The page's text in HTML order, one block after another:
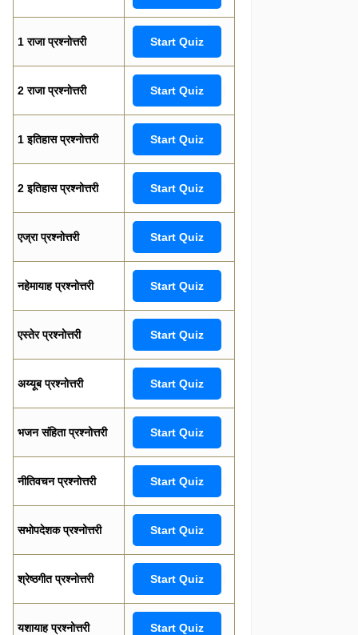
1 राजा प्रश्नोत्तरी Start Quiz
2 राजा प्रश्नोत्तरी Start Quiz
1 इतिहास प्रश्नोत्तरी Start Quiz
2 इतिहास प्रश्नोत्तरी Start Quiz
एज्रा प्रश्नोत्तरी Start Quiz
नहेमायाह प्रश्नोत्तरी Start Quiz
एस्तेर प्रश्नोत्तरी Start Quiz
अय्यूब प्रश्नोत्तरी Start Quiz
भजन संहिता प्रश्नोत्तरी Start Quiz
नीतिवचन प्रश्नोत्तरी Start Quiz
सभोपदेशक प्रश्नोत्तरी Start Quiz
श्रेष्ठगीत प्रश्नोत्तरी Start Quiz
यशायाह प्रश्नोत्तरी Start Quiz